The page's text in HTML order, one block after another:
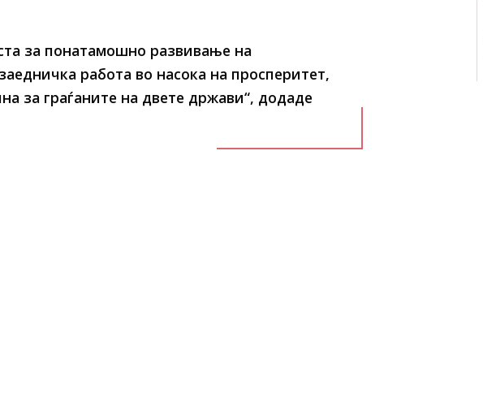
за понатамошно развивање на
работа во насока на просперитет,
за граѓаните на двете држави“, додаде